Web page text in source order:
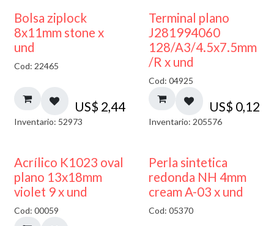
¡NUEVO!
Bolsa ziplock
8x11mm stone x
und
Cod: 22465
US$ 2,44
Inventario: 52973
Terminal plano
J281994060
128/A3/4.5x7.5mm
/R x und
Cod: 04925
US$ 0,12
Inventario: 205576
50% DESCUENTO
Acrílico K1023 oval
plano 13x18mm
violet 9 x und
Cod: 00059
Perla sintetica
redonda NH 4mm
cream A-03 x und
Cod: 05370